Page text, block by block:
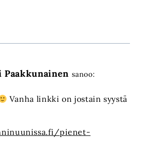
Paakkunainen sanoo:
Vanha linkki on jostain syystä
pienet-